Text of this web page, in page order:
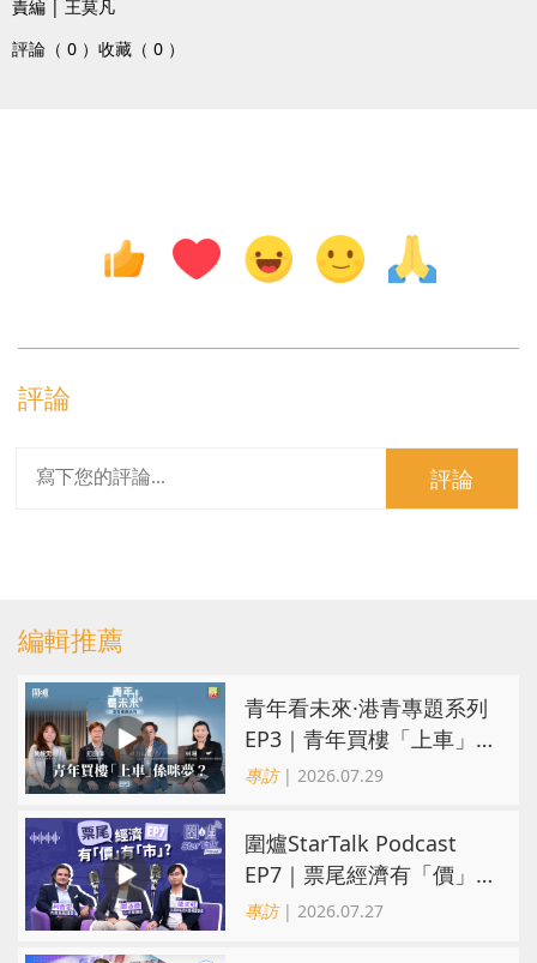
責編 | 王莫凡
評論（ 0 ） 收藏（ 0 ）
評論
評論
編輯推薦
青年看未來·港青專題系列
EP3｜青年買樓「上車」
係咪夢？ 觀念改變居住選
專訪| 2026.07.29
圍爐StarTalk Podcast
EP7｜票尾經濟有「價」
有「市」？「短期流量」
專訪| 2026.07.27